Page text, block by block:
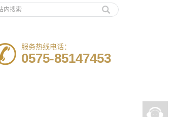
服务热线电话：
0575-85147453